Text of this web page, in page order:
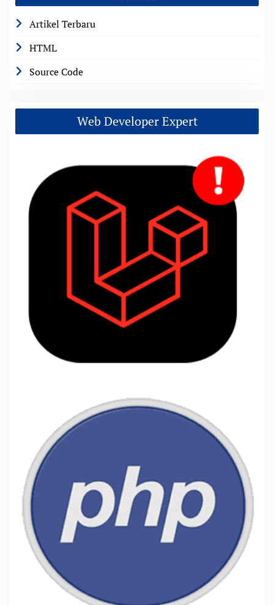
Artikel Terbaru
HTML
Source Code
Web Developer Expert